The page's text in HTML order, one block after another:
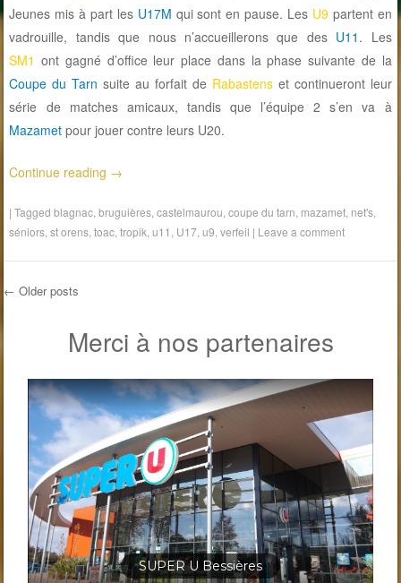
Jeunes mis à part les U17M qui sont en pause. Les U9partent en
vadrouille, tandis que nous n’accueillerons que des U11 . Les
SM1 ont gagné d’office leur place dans la phase suivante de la
Coupe du Tarn suite au forfait de Rabastenset continueront leur
série de matches amicaux, tandis que l’équipe 2 s’en va à
Mazamet pour jouer contre leurs U20.
Continue reading →
|Taggedblagnac ,bruguières ,castelmaurou ,coupe du tarn mazamet net's
séniors ,st orens ,toac ,tropik ,u11 U17 ,u9 ,verfeil | Leave a comment
Post navigation
← Older posts
Merci à nos partenaires
Jardineris Solignac Bessières